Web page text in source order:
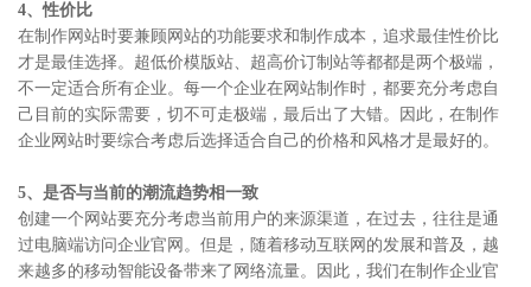
4、性价比
在制作网站时要兼顾网站的功能要求和制作成本，追求最佳性价比
才是最佳选择。超低价模版站、超高价订制站等都都是两个极端，
不一定适合所有企业。每一个企业在网站制作时，都要充分考虑自
己目前的实际需要，切不可走极端，最后出了大错。因此，在制作
企业网站时要综合考虑后选择适合自己的价格和风格才是最好的。
5、是否与当前的潮流趋势相一致
创建一个网站要充分考虑当前用户的来源渠道，在过去，往往是通
过电脑端访问企业官网。但是，随着移动互联网的发展和普及，越
来越多的移动智能设备带来了网络流量。因此，我们在制作企业官